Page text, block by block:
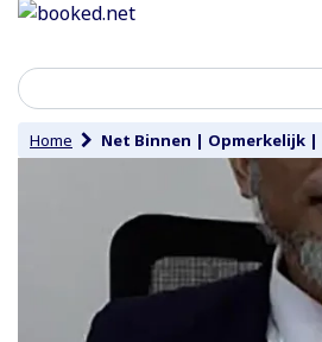
Home Net Binnen | Opmerkelijk |